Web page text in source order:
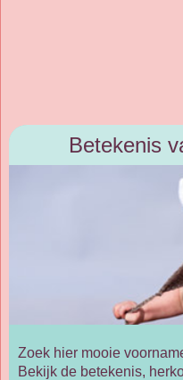
Betekenis
Zoek hier mooie
Bekijk de betekenis,